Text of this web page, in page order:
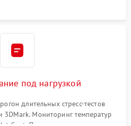
под нагрузкой
длительных стресс-тестов
Мониторинг температур